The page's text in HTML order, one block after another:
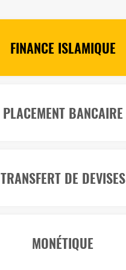
FINANCE ISLAMIQUE
PLACEMENT BANCAIRE
TRANSFERT DE DEVISES
MONÉTIQUE